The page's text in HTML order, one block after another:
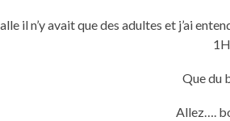
il n’y avait que des adultes et j’ai
Que du
Allez….